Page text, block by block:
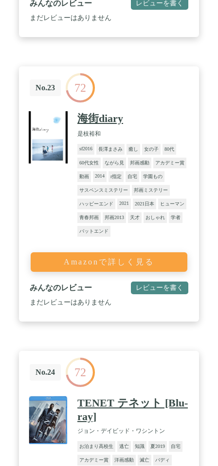
みんなのレビュー レビューを書く
まだレビューはありません
No.23 72
海街diary
是枝裕和
sf2016 長澤まさみ 癒し 女の子 80代
60代女性 ながら見 邦画感動 アカデミー賞
動画 2014 r指定 自宅 学園もの
サスペンスミステリー 邦画ミステリー
ハッピーエンド 2021 2021日本 ヒューマン
青春邦画 邦画2013 天才 おしゃれ 学者
バットエンド
Amazonで詳しく見る
みんなのレビュー レビューを書く
まだレビューはありません
No.24 72
TENET テネット [Blu-
ray]
ジョン・デイビッド・ワシントン
お泊まり高校生 逃亡 知識 夏2019 自宅
アカデミー賞 洋画感動 滅亡 バディ